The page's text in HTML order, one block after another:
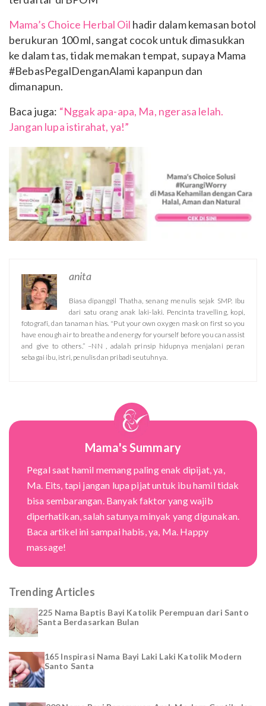
Mama’s Choice Herbal Oil hadir dalam kemasan botol
berukuran 100 ml, sangat cocok untuk dimasukkan
ke dalam tas, tidak memakan tempat, supaya Mama
#BebasPegalDenganAlami kapanpun dan
dimanapun.
Baca juga: “Nggak apa-apa, Ma, ngerasa lelah.
Jangan lupa istirahat, ya!”
anita
Biasa dipanggil Thatha, senang menulis sejak SMP. Ibu
dari satu orang anak laki-laki. Pencinta travelling, kopi,
fotografi, dan tanaman hias. "Put your own oxygen mask on first so you
have enough air to breathe and energy for yourself before you can assist
and give to others.” –NN , adalah prinsip hidupnya menjalani peran
sebagai ibu, istri, penulis dan pribadi seutuhnya.
Mama's Summary
Pegal saat hamil memang paling enak dipijat, ya,
Ma. Eits, tapi jangan lupa pijat untuk ibu hamil tidak
bisa sembarangan. Banyak faktor yang wajib
diperhatikan, salah satunya minyak yang digunakan.
Baca artikel ini sampai habis, ya, Ma. Happy
massage!
Trending Articles
225 Nama Baptis Bayi Katolik Perempuan dari Santo
Santa Berdasarkan Bulan
165 Inspirasi Nama Bayi Laki Laki Katolik Modern
Santo Santa